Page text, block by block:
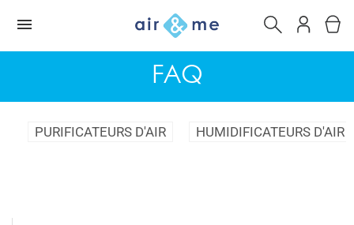
FAQ
PURIFICATEURS D'AIR HUMIDIFICATEURS D'AIR